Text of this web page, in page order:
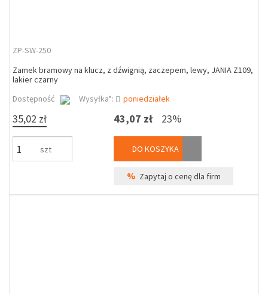
ZP-SW-250
Zamek bramowy na klucz, z dźwignią, zaczepem, lewy, JANIA Z109,
lakier czarny
Dostępność
Wysyłka*: poniedziałek
35,02 zł
szt
43,07 zł 23%
DO KOSZYKA
% Zapytaj o cenę dla firm